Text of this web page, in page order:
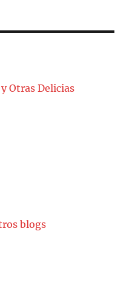
Otras Delicias
blogs